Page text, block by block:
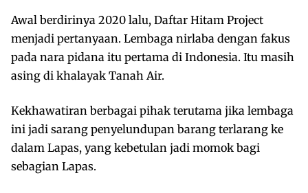
Awal berdirinya 2020 lalu, Daftar Hitam Project
menjadi pertanyaan. Lembaga nirlaba dengan fakus
pada nara pidana itu pertama di Indonesia. Itu masih
asing di khalayak Tanah Air.
Kekhawatiran berbagai pihak terutama jika lembaga
ini jadi sarang penyelundupan barang terlarang ke
dalam Lapas, yang kebetulan jadi momok bagi
sebagian Lapas.